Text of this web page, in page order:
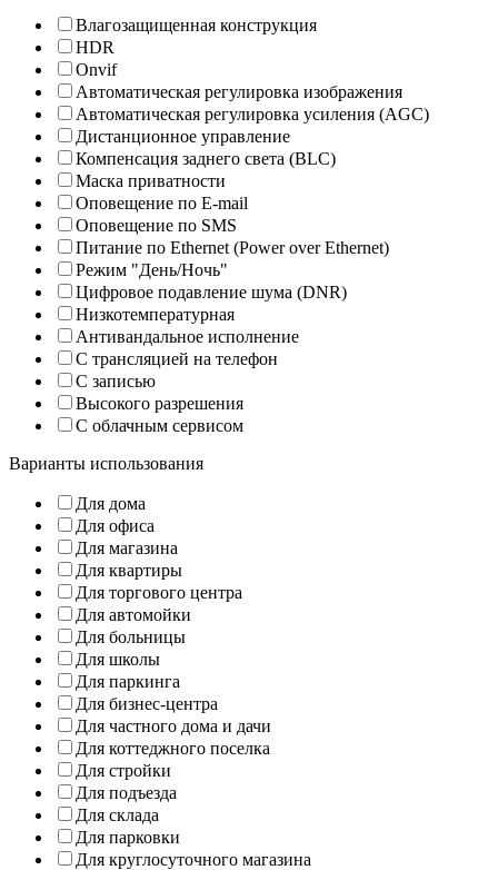
Влагозащищенная конструкция
HDR
Onvif
Автоматическая регулировка изображения
Автоматическая регулировка усиления (AGC)
Дистанционное управление
Компенсация заднего света (BLC)
Маска приватности
Оповещение по E-mail
Оповещение по SMS
Питание по Ethernet (Power over Ethernet)
Режим "День/Ночь"
Цифровое подавление шума (DNR)
Низкотемпературная
Антивандальное исполнение
С трансляцией на телефон
С записью
Высокого разрешения
С облачным сервисом
Варианты использования
Для дома
Для офиса
Для магазина
Для квартиры
Для торгового центра
Для автомойки
Для больницы
Для школы
Для паркинга
Для бизнес-центра
Для частного дома и дачи
Для коттеджного поселка
Для стройки
Для подъезда
Для склада
Для парковки
Для круглосуточного магазина